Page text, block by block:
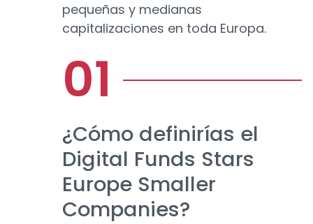
pequeñas y medianas
capitalizaciones en toda Europa.
¿Cómo definirías el
Digital Funds Stars
Europe Smaller
Companies?